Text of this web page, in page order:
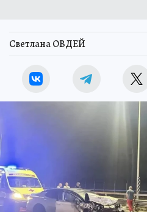
Светлана ОВДЕЙ